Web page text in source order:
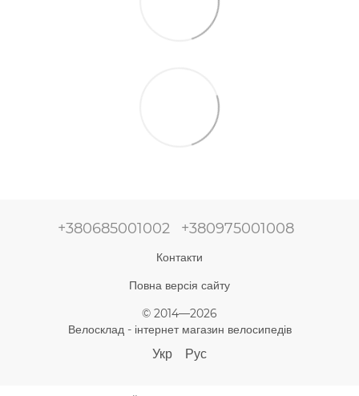
+380685001002 +380975001008
Контакти
Повна версія сайту
© 2014—2026
Велосклад - інтернет магазин велосипедів
Укр Рус